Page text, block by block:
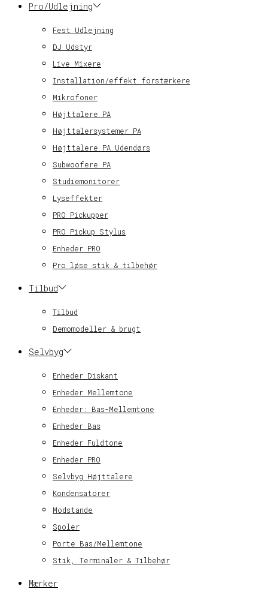
Pro/Udlejning
Fest Udlejning
DJ Udstyr
Live Mixere
Installation/effekt forstærkere
Mikrofoner
Højttalere PA
Højttalersystemer PA
Højttalere PA Udendørs
Subwoofere PA
Studiemonitorer
Lyseffekter
PRO Pickupper
PRO Pickup Stylus
Enheder PRO
Pro løse stik & tilbehør
Tilbud
Tilbud
Demomodeller & brugt
Selvbyg
Enheder Diskant
Enheder Mellemtone
Enheder: Bas-Mellemtone
Enheder Bas
Enheder Fuldtone
Enheder PRO
Selvbyg Højttalere
Kondensatorer
Modstande
Spoler
Porte Bas/Mellemtone
Stik, Terminaler & Tilbehør
Mærker